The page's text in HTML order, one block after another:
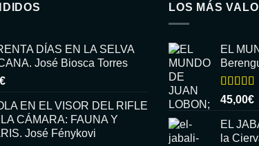
DÍAS EN LA SELVA
José Biosca Torres
€
EN EL VISOR DEL RIFLE
CÁMARA: FAUNA Y
José Fénykovi
LOS MÁS
EL
Valorado
con
5
45,00€
EL
la